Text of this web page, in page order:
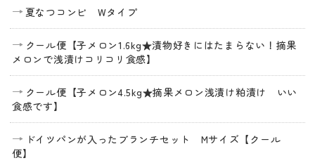
夏なつコンビ Wタイプ
クール便【子メロン1.6kg★漬物好きにはたまらない！摘果
メロンで浅漬けコリコリ食感】
クール便【子メロン4.5kg★摘果メロン浅漬け粕漬け いい
食感です】
ドイツパンが入ったブランチセット Mサイズ【クール
便】